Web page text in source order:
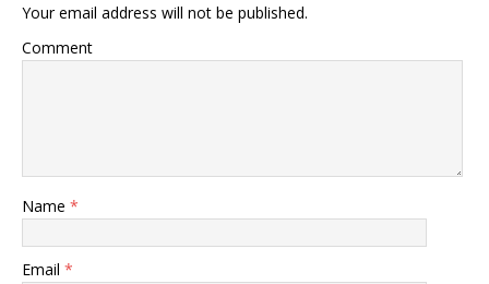
Your email address will not be published.
Comment
Name *
Email *